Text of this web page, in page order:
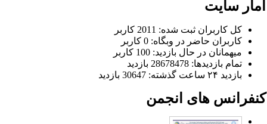
سایت
کل کاربران ثبت شده: 2011 کاربر
کاربران حاضر در وبگاه: 0 کاربر
میهمانان در حال بازدید: 100 کاربر
تمام بازدید‌ها: 28678478 بازدید
بازدید ۲۴ ساعت گذشته: 30647 بازدید
های انجمن